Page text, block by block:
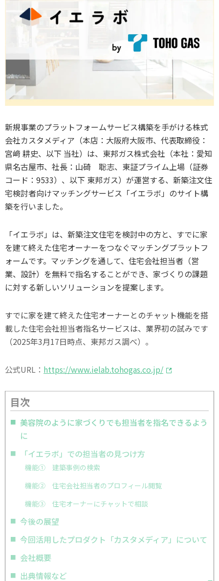
新規事業のプラットフォームサービス構築を手がける株式
会社カスタメディア（本店：大阪府大阪市、代表取締役：
宮﨑 耕史、以下 当社）は、東邦ガス株式会社（本社：愛知
県名古屋市、社長：山碕 聡志、東証プライム上場（証券
コード：9533）、以下 東邦ガス）が運営する、新築注文住
宅検討者向けマッチングサービス「イエラボ」のサイト構
築を行いました。
「イエラボ」は、新築注文住宅を検討中の方と、すでに家
を建て終えた住宅オーナーをつなぐマッチングプラットフ
ォームです。マッチングを通して、住宅会社担当者（営
業、設計）を無料で指名することができ、家づくりの課題
に対する新しいソリューションを提案します。
すでに家を建て終えた住宅オーナーとのチャット機能を搭
載した住宅会社担当者指名サービスは、業界初の試みです
（2025年3月17日時点、東邦ガス調べ）。
公式URL： https://www.ielab.tohogas.co.jp/
目次
美容院のように家づくりでも担当者を指名できるよう
に
「イエラボ」での担当者の見つけ方
機能① 建築事例の検索
機能② 住宅会社担当者のプロフィール閲覧
機能③ 住宅オーナーにチャットで相談
今後の展望
今回活用したプロダクト「カスタメディア」について
会社概要
出典情報など